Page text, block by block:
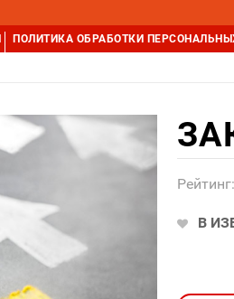
ПОЛИТИКА ОБРАБОТКИ
Рейтинг:
В